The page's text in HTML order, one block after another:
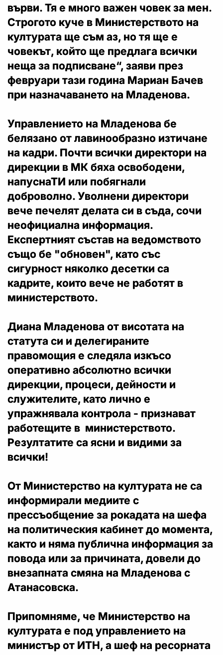
върви. Тя е много важен човек за мен.
Строгото куче в Министерството на
културата ще съм аз, но тя ще е
човекът, който ще предлага всички
неща за подписване“, заяви през
февруари тази година Мариан Бачев
при назначаването на Младенова.
Управлението на Младенова бе
белязано от лавинообразно изтичане
на кадри. Почти всички директори на
дирекции в МК бяха освободени,
напуснаТИ или побягнали
доброволно. Уволнени директори
вече печелят делата си в съда, сочи
неофициална информация.
Експертният състав на ведомството
също бе "обновен", като със
сигурност няколко десетки са
кадрите, които вече не работят в
министерството.
Диана Младенова от висотата на
статута си и делегираните
правомощия е следяла изкъсо
оперативно абсолютно всички
дирекции, процеси, дейности и
служителите, като лично е
упражнявала контрола - признават
работещите в министерството.
Резултатите са ясни и видими за
всички!
От Министерство на културата не са
информирали медиите с
прессъобщение за рокадата на шефа
на политическия кабинет до момента,
както и няма публична информация за
повода или за причината, довели до
внезапната смяна на Младенова с
Атанасовска.
Припомняме, че Министерство на
културата е под управлението на
министър от ИТН, а шеф на ресорната